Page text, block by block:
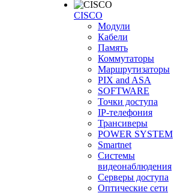
CISCO
Модули
Кабели
Память
Коммутаторы
Маршрутизаторы
PIX and ASA
SOFTWARE
Точки доступа
IP-телефония
Трансиверы
POWER SYSTEM
Smartnet
Системы
видеонаблюдения
Серверы доступа
Оптические сети